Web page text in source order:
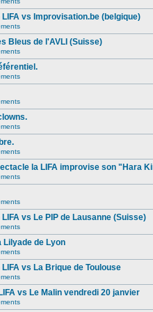
vs Improvisation.be (belgique)
Bleus de l'AVLI (Suisse)
la LIFA improvise son "Hara
vs Le PIP de Lausanne (Suisse)
Lilyade de Lyon
vs La Brique de Toulouse
vs Le Malin vendredi 20 janvier